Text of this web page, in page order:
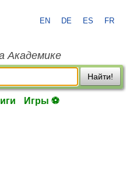
EN DE ES FR
Академике
Найти!
Игры ⚽